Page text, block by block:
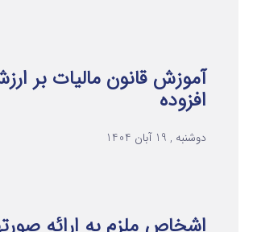
آموزش قانون مالیات بر
افزوده
دوشنبه , 19 آبان 1404